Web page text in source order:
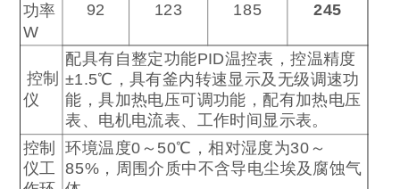
功率
W
92 123 185 245
控制
仪
配具有自整定功能PID温控表，控温精度
±1.5℃ ，具有釜内转速显示及无级调速功
能，具加热电压可调功能，配有加热电压
表、电机电流表、工作时间显示表。
控制
仪工
环境温度0～ 50℃ ，相对湿度为30～
85% ，周围介质中不含导电尘埃及腐蚀气